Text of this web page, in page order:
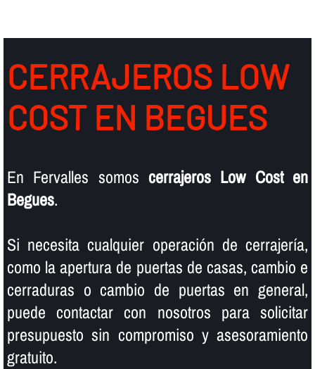
CERRAJEROS LOW
COST EN BEGUES
En Fervalles somos cerrajeros Low Cost en
Begues.
Si necesita cualquier operación de cerrajerí­a,
como la apertura de puertas de casas, cambio e
cerraduras o cambio de puertas en general,
puede contactar con nosotros para solicitar
presupuesto sin compromiso y asesoramiento
gratuito.